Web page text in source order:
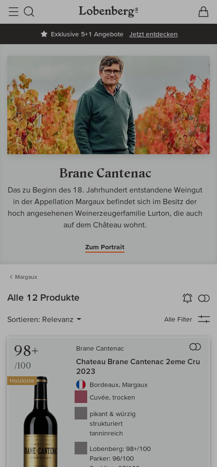
Exklusive 5+1 Angebote Jetzt entdecken
Suche
Brane Cantenac
Das zu Beginn des 18. Jahrhundert entstandene Weingut
in der Appellation Margaux befindet sich im Besitz der
hoch angesehenen Weinerzeugerfamilie Lurton, die auch
auf dem Château wohnt.
Zum Portrait
Margaux
Alle 12 Produkte Wein-Alarm
aktivieren
Sortieren: Relevanz Alle Filter
98+
/100
Holzkiste
Brane Cantenac
Chateau Brane Cantenac 2eme Cru
2023
Bordeaux, Margaux
Cuvée, trocken
pikant & würzig
strukturiert
tanninreich
Lobenberg: 98+/100
Parker: 96/100